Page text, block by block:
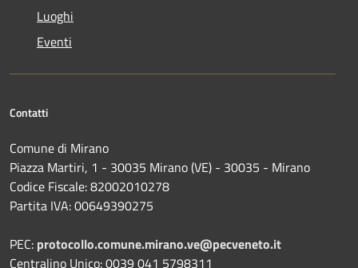
Luoghi
Eventi
Contatti
Comune di Mirano
Piazza Martiri, 1 - 30035 Mirano (VE) - 30035 - Mirano
Codice Fiscale: 82002010278
Partita IVA: 00649390275
PEC: protocollo.comune.mirano.ve@pecveneto.it
Centralino Unico: 0039 041 5798311